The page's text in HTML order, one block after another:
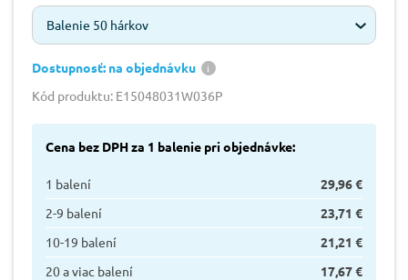
Balenie 50 hárkov
Dostupnosť: na objednávku
Kód produktu: E15048031W036P
Cena bez DPH za 1 balenie pri objednávke:
1 balení
29,96 €
2-9 balení
23,71 €
10-19 balení
21,21 €
20 a viac balení
17,67 €